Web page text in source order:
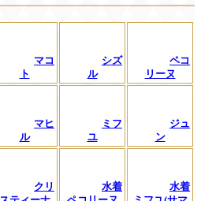
マコ
ト
シズ
ル
ペコ
リーヌ
マヒ
ル
ミフ
ユ
ジュ
ン
クリ
水着
水着